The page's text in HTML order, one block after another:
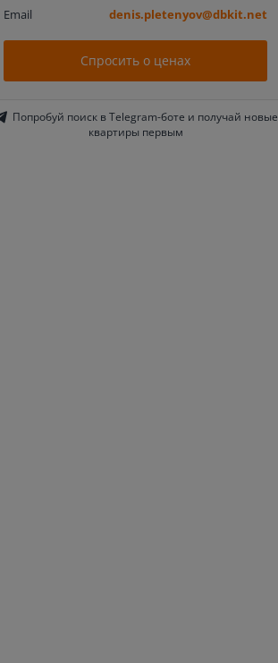
Email denis.pletenyov@dbkit.net
Спросить о ценах
Попробуй поиск в Telegram-боте и получай новые
квартиры первым